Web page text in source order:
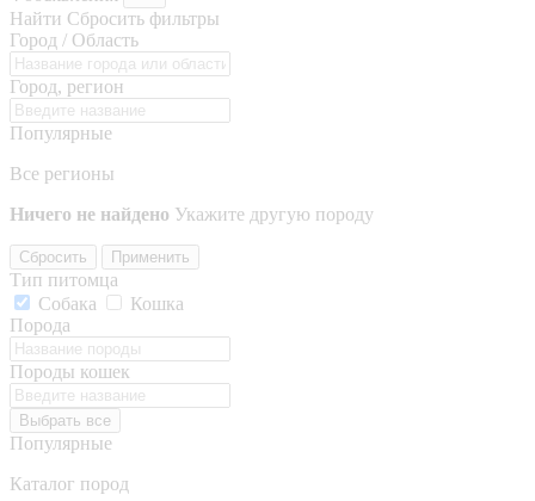
Найти Сбросить фильтры
Город / Область
Город, регион
Популярные
Все регионы
Ничего не найдено Укажите другую породу
Сбросить Применить
Тип питомца
Собака
Кошка
Порода
Породы кошек
Выбрать все
Популярные
Каталог пород